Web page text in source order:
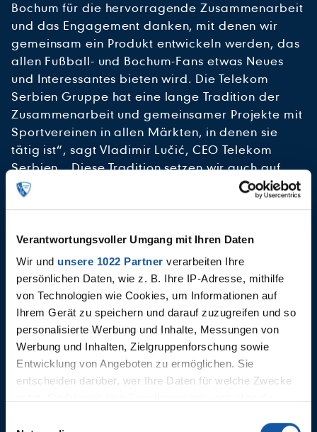
Verantwortungsvoller Umgang mit Ihren Daten
Wir und unsere 1022 Partner verarbeiten Ihre
persönlichen Daten, wie z. B. Ihre IP-Adresse, mithilfe
von Technologien wie Cookies, um Informationen auf
Ihrem Gerät zu speichern und darauf zuzugreifen und so
personalisierte Werbung und Inhalte, Messungen von
Werbung und Inhalten, Zielgruppenforschung sowie
Entwicklung von Angeboten zu ermöglichen. Sie
entscheiden darüber, wer Ihre Daten für welche Zwecke
Bochum für die hervorragende Zusammenarbeit
und das Engagement danken, mit denen wir
gemeinsam ein Produkt entwickeln werden, das
allen Fußball- und Bochum-Fans etwas Neues
und Interessantes bieten wird. Die Telekom
Serbien Gruppe hat eine lange Tradition der
Zusammenarbeit und gemeinsamer Projekte mit
Sportvereinen in allen Märkten, in denen sie
tätig ist“, sagt Vladimir Lučić, CEO Telekom
Serbien. „Diese Tradition setzen wir auch auf
dem deutschen Markt fort, wo wir als neuer
Telekommunikationsanbieter, der erstklassige
Pläne haben. Wir glauben, dass wir zusammen
mit unseren Partnern vom VfL in Zukunft große
Erfolge erzielen werden. Ich lade alle Fans und
Anhänger des VfL ein, sich mit dem Angebot von
MTEL vertraut zu machen und alle Vorteile
auszuprobieren, die wir speziell für sie
vorbereitet haben.“ Stefan Božić, CEO MTEL
Germany, ergänzt: „MTEL ist bekannt dafür,
hochwertige Telekom-Produkte zu einem fairen
Preis anzubieten. Bereits jetzt können Fans und